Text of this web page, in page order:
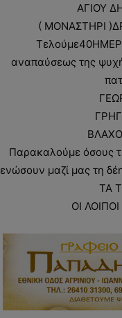
ΑΓΙΟΥ
( ΜΟΝΑΣΤΗΡΙ
αναπαύσεως της
Παρακαλούμε όσους
ενώσουν μαζί μας τη
ΤΑ
ΟΙ